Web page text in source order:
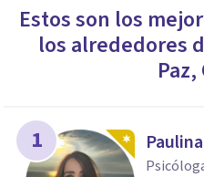
Estos son los
los alrededores
Paz,
1